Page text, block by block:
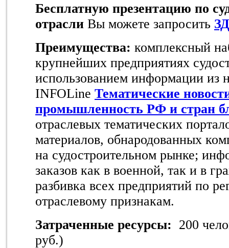
Бесплатную презентацию по
отрасли Вы можете запросить
Преимущества: комплексный
крупнейших предприятиях
использованием информации из
INFOLine Тематические
промышленность РФ и стран
отраслевых тематических
материалов, обнародованных
на судостроительном рынке;
заказов как в военной, так и в
разбивка всех предприятий по
отраслевому признакам.
Затраченные ресурсы: 200
руб.)